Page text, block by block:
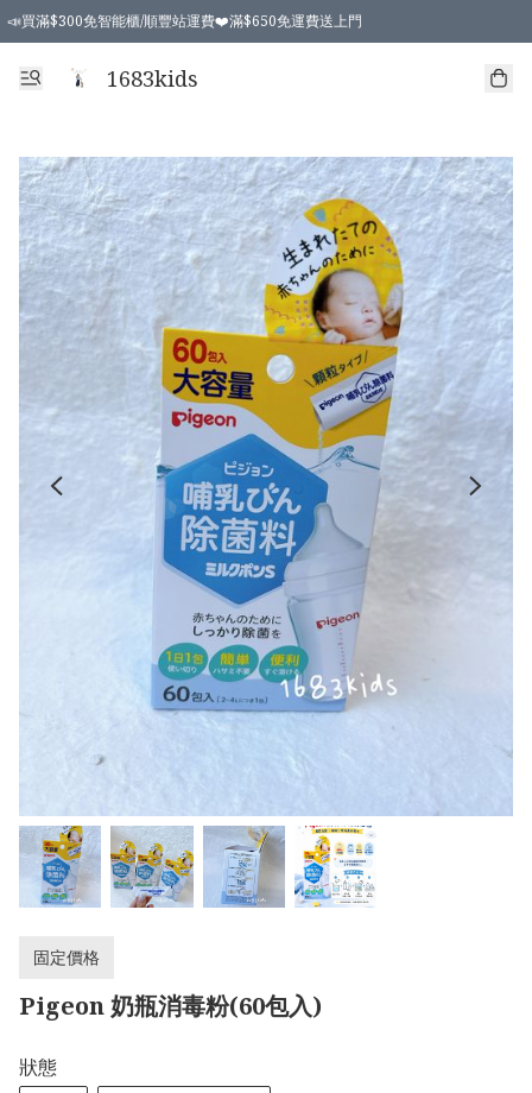
📣買滿$300免智能櫃/順豐站運費❤️滿$650免運費送上門
📣買滿$300免智能櫃/順豐站運費❤️滿$650免運費送上門
1683kids
固定價格
Pigeon 奶瓶消毒粉(60包入)
狀態